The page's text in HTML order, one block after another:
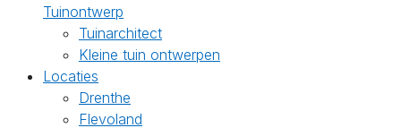
Tuinontwerp
Tuinarchitect
Kleine tuin ontwerpen
Locaties
Drenthe
Flevoland